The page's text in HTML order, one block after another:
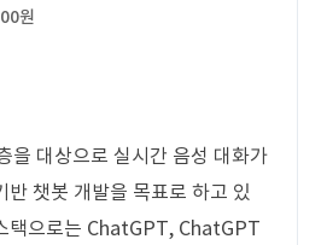
원
을 대상으로 실시간 음성 대화가
챗봇 개발을 목표로 하고 있
택으로는 ChatGPT, ChatGPT